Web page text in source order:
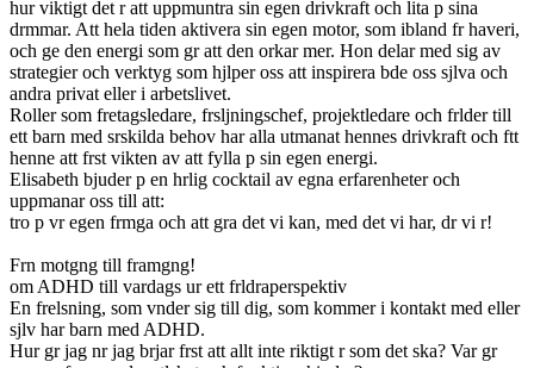
hur viktigt det r att uppmuntra sin egen drivkraft och lita p sina
drmmar. Att hela tiden aktivera sin egen motor, som ibland fr haveri,
och ge den energi som gr att den orkar mer. Hon delar med sig av
strategier och verktyg som hjlper oss att inspirera bde oss sjlva och
andra privat eller i arbetslivet.
Roller som fretagsledare, frsljningschef, projektledare och frlder till
ett barn med srskilda behov har alla utmanat hennes drivkraft och ftt
henne att frst vikten av att fylla p sin egen energi.
Elisabeth bjuder p en hrlig cocktail av egna erfarenheter och
uppmanar oss till att:
tro p vr egen frmga och att gra det vi kan, med det vi har, dr vi r!
Frn motgng till framgng!
om ADHD till vardags ur ett frldraperspektiv
En frelsning, som vnder sig till dig, som kommer i kontakt med eller
sjlv har barn med ADHD.
Hur gr jag nr jag brjar frst att allt inte riktigt r som det ska? Var gr